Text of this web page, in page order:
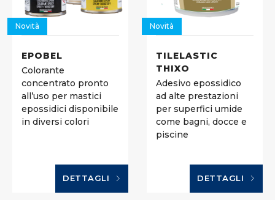
Novità
EPOBEL
Colorante
concentrato pronto
all’uso per mastici
epossidici disponibile
in diversi colori
DETTAGLI
Novità
TILELASTIC
THIXO
Adesivo epossidico
ad alte prestazioni
per superfici umide
come bagni, docce e
piscine
DETTAGLI